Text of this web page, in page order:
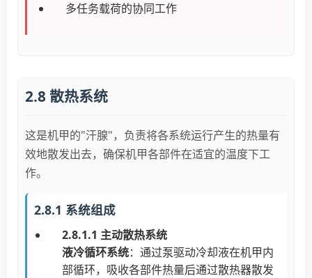
多任务载荷的协同工作
2.8 散热系统
这是机甲的"汗腺"，负责将各系统运行产生的热量有
效地散发出去，确保机甲各部件在适宜的温度下工
作。
2.8.1 系统组成
2.8.1.1 主动散热系统
液冷循环系统：通过泵驱动冷却液在机甲内
部循环，吸收各部件热量后通过散热器散发